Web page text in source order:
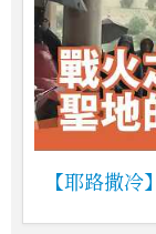
【耶路撒